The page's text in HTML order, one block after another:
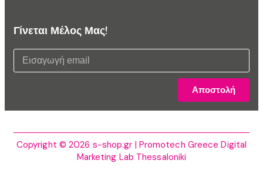
Γίνεται Μέλος Μας!
Αποστολή
Copyright © 2026 s-shop.gr | Promotech Greece Digital
Marketing Lab Thessaloniki